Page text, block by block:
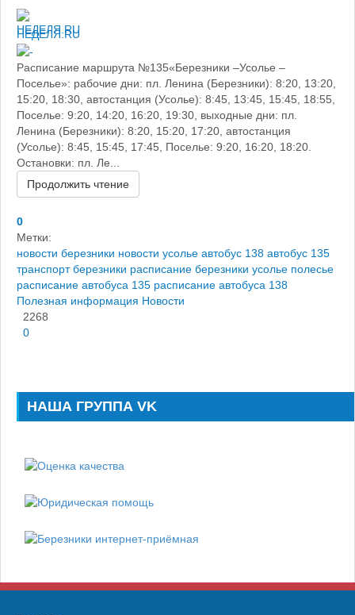
НЕДЕЛЯ.RU
Расписание маршрута №135«Березники –Усолье –
Поселье»: рабочие дни: пл. Ленина (Березники): 8:20, 13:20,
15:20, 18:30, автостанция (Усолье): 8:45, 13:45, 15:45, 18:55,
Поселье: 9:20, 14:20, 16:20, 19:30, выходные дни: пл.
Ленина (Березники): 8:20, 15:20, 17:20, автостанция
(Усолье): 8:45, 15:45, 17:45, Поселье: 9:20, 16:20, 18:20.
Остановки: пл. Ле...
Продолжить чтение
0
Метки:
новости березники новости усолье автобус 138 автобус 135
транспорт березники расписание березники усолье полесье
расписание автобуса 135 расписание автобуса 138
Полезная информация Новости
2268
0
НАША ГРУППА VK